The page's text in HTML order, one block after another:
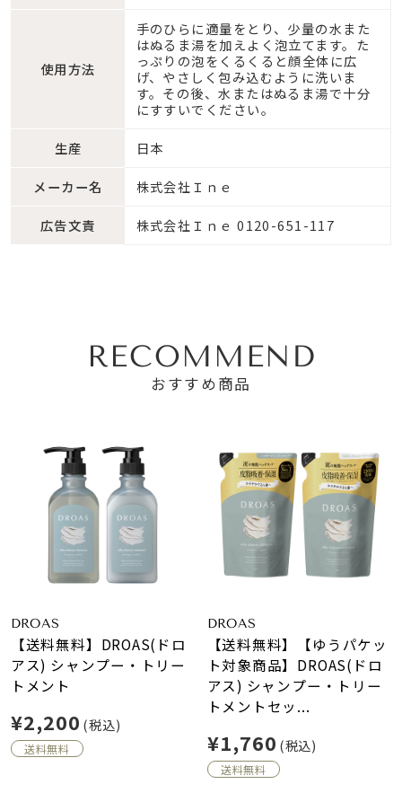
使用方法
手のひらに適量をとり、少量の水また
はぬるま湯を加えよく泡立てます。た
っぷりの泡をくるくると顔全体に広
げ、やさしく包み込むように洗いま
す。その後、水またはぬるま湯で十分
にすすいでください。
生産 日本
メーカー名 株式会社Ｉｎｅ
広告文責 株式会社Ｉｎｅ 0120-651-117
RECOMMEND
おすすめ商品
DROAS
【送料無料】DROAS(ドロ
アス) シャンプー・トリー
トメント
¥2,200 (税込)
送料無料
DROAS
【送料無料】【ゆうパケッ
ト対象商品】DROAS(ドロ
アス) シャンプー・トリー
トメントセッ...
¥1,760 (税込)
送料無料